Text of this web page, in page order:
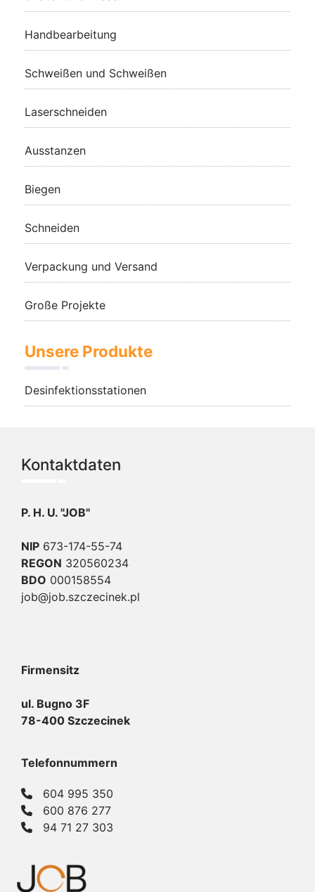
Handbearbeitung
Schweißen und Schweißen
Laserschneiden
Ausstanzen
Biegen
Schneiden
Verpackung und Versand
Große Projekte
Unsere Produkte
Desinfektionsstationen
Kontaktdaten
P. H. U. "JOB"
NIP 673-174-55-74
REGON 320560234
BDO 000158554
job@job.szczecinek.pl
Firmensitz
ul. Bugno 3F
78-400 Szczecinek
Telefonnummern
604 995 350
600 876 277
94 71 27 303